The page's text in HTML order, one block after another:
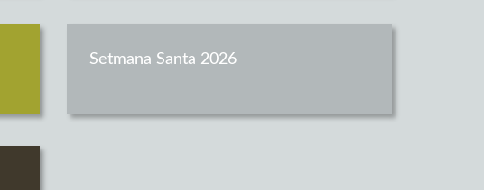
Setmana Santa 2026